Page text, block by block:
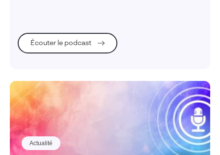
Écouter le podcast
Actualité